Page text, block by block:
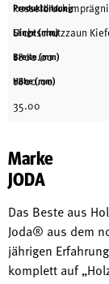
Produktbildung
Sichtschutzzaun
Länge (mm)
1800.00
Breite (mm)
1800.00
Höhe (mm)
35.00
Marke
JODA
Das Beste aus
Joda® aus dem
jährigen
komplett auf